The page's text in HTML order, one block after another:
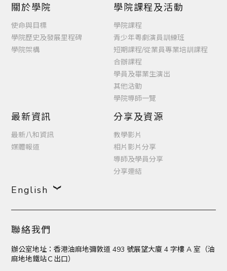
關於學院
使命與目標
學院歷史及發展里程碑
學院架構
學院課程及活動
學院課程
青少年粵劇演員訓練班
短期課程/從業員專業培訓課程
合辦課程
學員及畢業生演出
其他活動
學院導師一覽
最新資訊
最新八和資訊
媒體報道
分享及資源
教學影片
相片影片分享
導師及學員分享
分享連結
English
聯絡我們
辦公室地址：香港油麻地彌敦道 493 號展望大廈 4 字樓 A 室（油
麻地地鐵站Ｃ出口）